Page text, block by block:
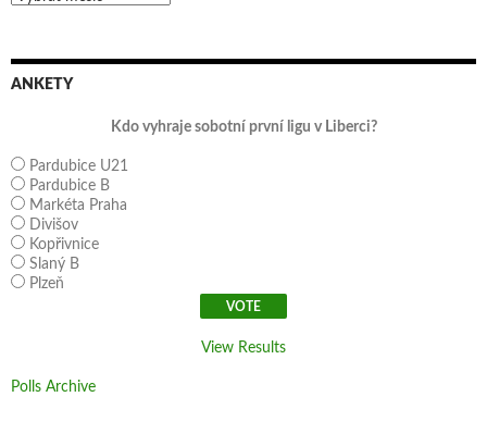
ANKETY
Kdo vyhraje sobotní první ligu v Liberci?
Pardubice U21
Pardubice B
Markéta Praha
Divišov
Kopřivnice
Slaný B
Plzeň
View Results
Polls Archive